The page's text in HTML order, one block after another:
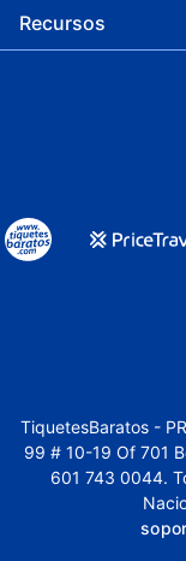
Recursos
TiquetesBaratos -
99 # 10-19 Of 701
601 743 0044.